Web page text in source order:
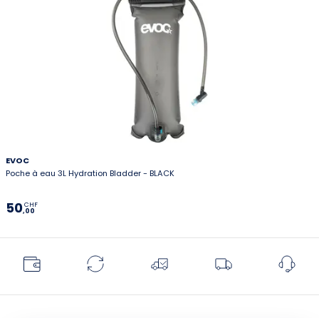
EVOC
Poche à eau 3L Hydration Bladder - BLACK
50,00
CHF